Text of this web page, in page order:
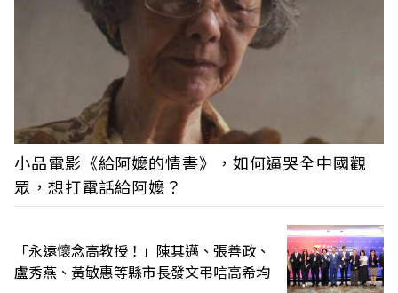
小品電影《給阿嬤的情書》，如何逼哭全中國觀
眾，想打電話給阿嬤？
「永遠懷念高教授！」陳其邁、張善政、
盧秀燕、黃敏惠等縣市長發文弔唁高希均